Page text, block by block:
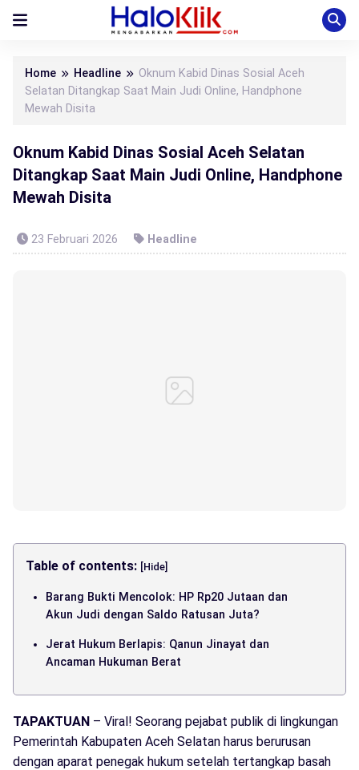
Home Headline
Oknum Kabid Dinas Sosial Aceh
Selatan Ditangkap Saat Main Judi Online, Handphone
Mewah Disita
Oknum Kabid Dinas Sosial Aceh Selatan
Ditangkap Saat Main Judi Online, Handphone
Mewah Disita
23 Februari 2026 Headline
Table of contents: [Hide]
Barang Bukti Mencolok: HP Rp20 Jutaan dan
Akun Judi dengan Saldo Ratusan Juta?
Jerat Hukum Berlapis: Qanun Jinayat dan
Ancaman Hukuman Berat
TAPAKTUAN – Viral! Seorang pejabat publik di lingkungan
Pemerintah Kabupaten Aceh Selatan harus berurusan
dengan aparat penegak hukum setelah tertangkap basah